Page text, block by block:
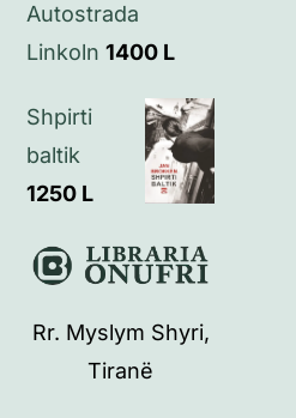
Autostrada
Linkoln 1400 L
Shpirti
baltik
1250 L
Rr. Myslym Shyri,
Tiranë